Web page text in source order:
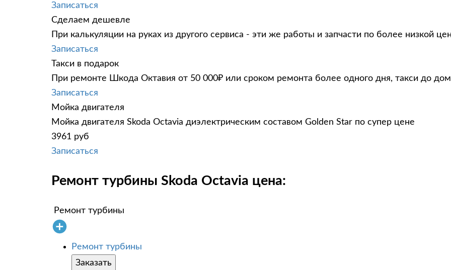
Записаться
Сделаем дешевле
При калькуляции на руках из другого сервиса - эти же работы и запчасти по более низкой
Записаться
Такси в подарок
При ремонте Шкода Октавия от 50 000₽ или сроком ремонта более одного дня, такси до
Записаться
Мойка двигателя
Мойка двигателя Skoda Octavia диэлектрическим составом Golden Star по супер цене
3961 руб
Записаться
Ремонт турбины Skoda Octavia цена:
Ремонт турбины
Ремонт турбины
Заказать